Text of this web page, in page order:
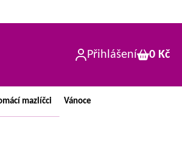
Přihlášení 0 Kč
mazlíčci Vánoce